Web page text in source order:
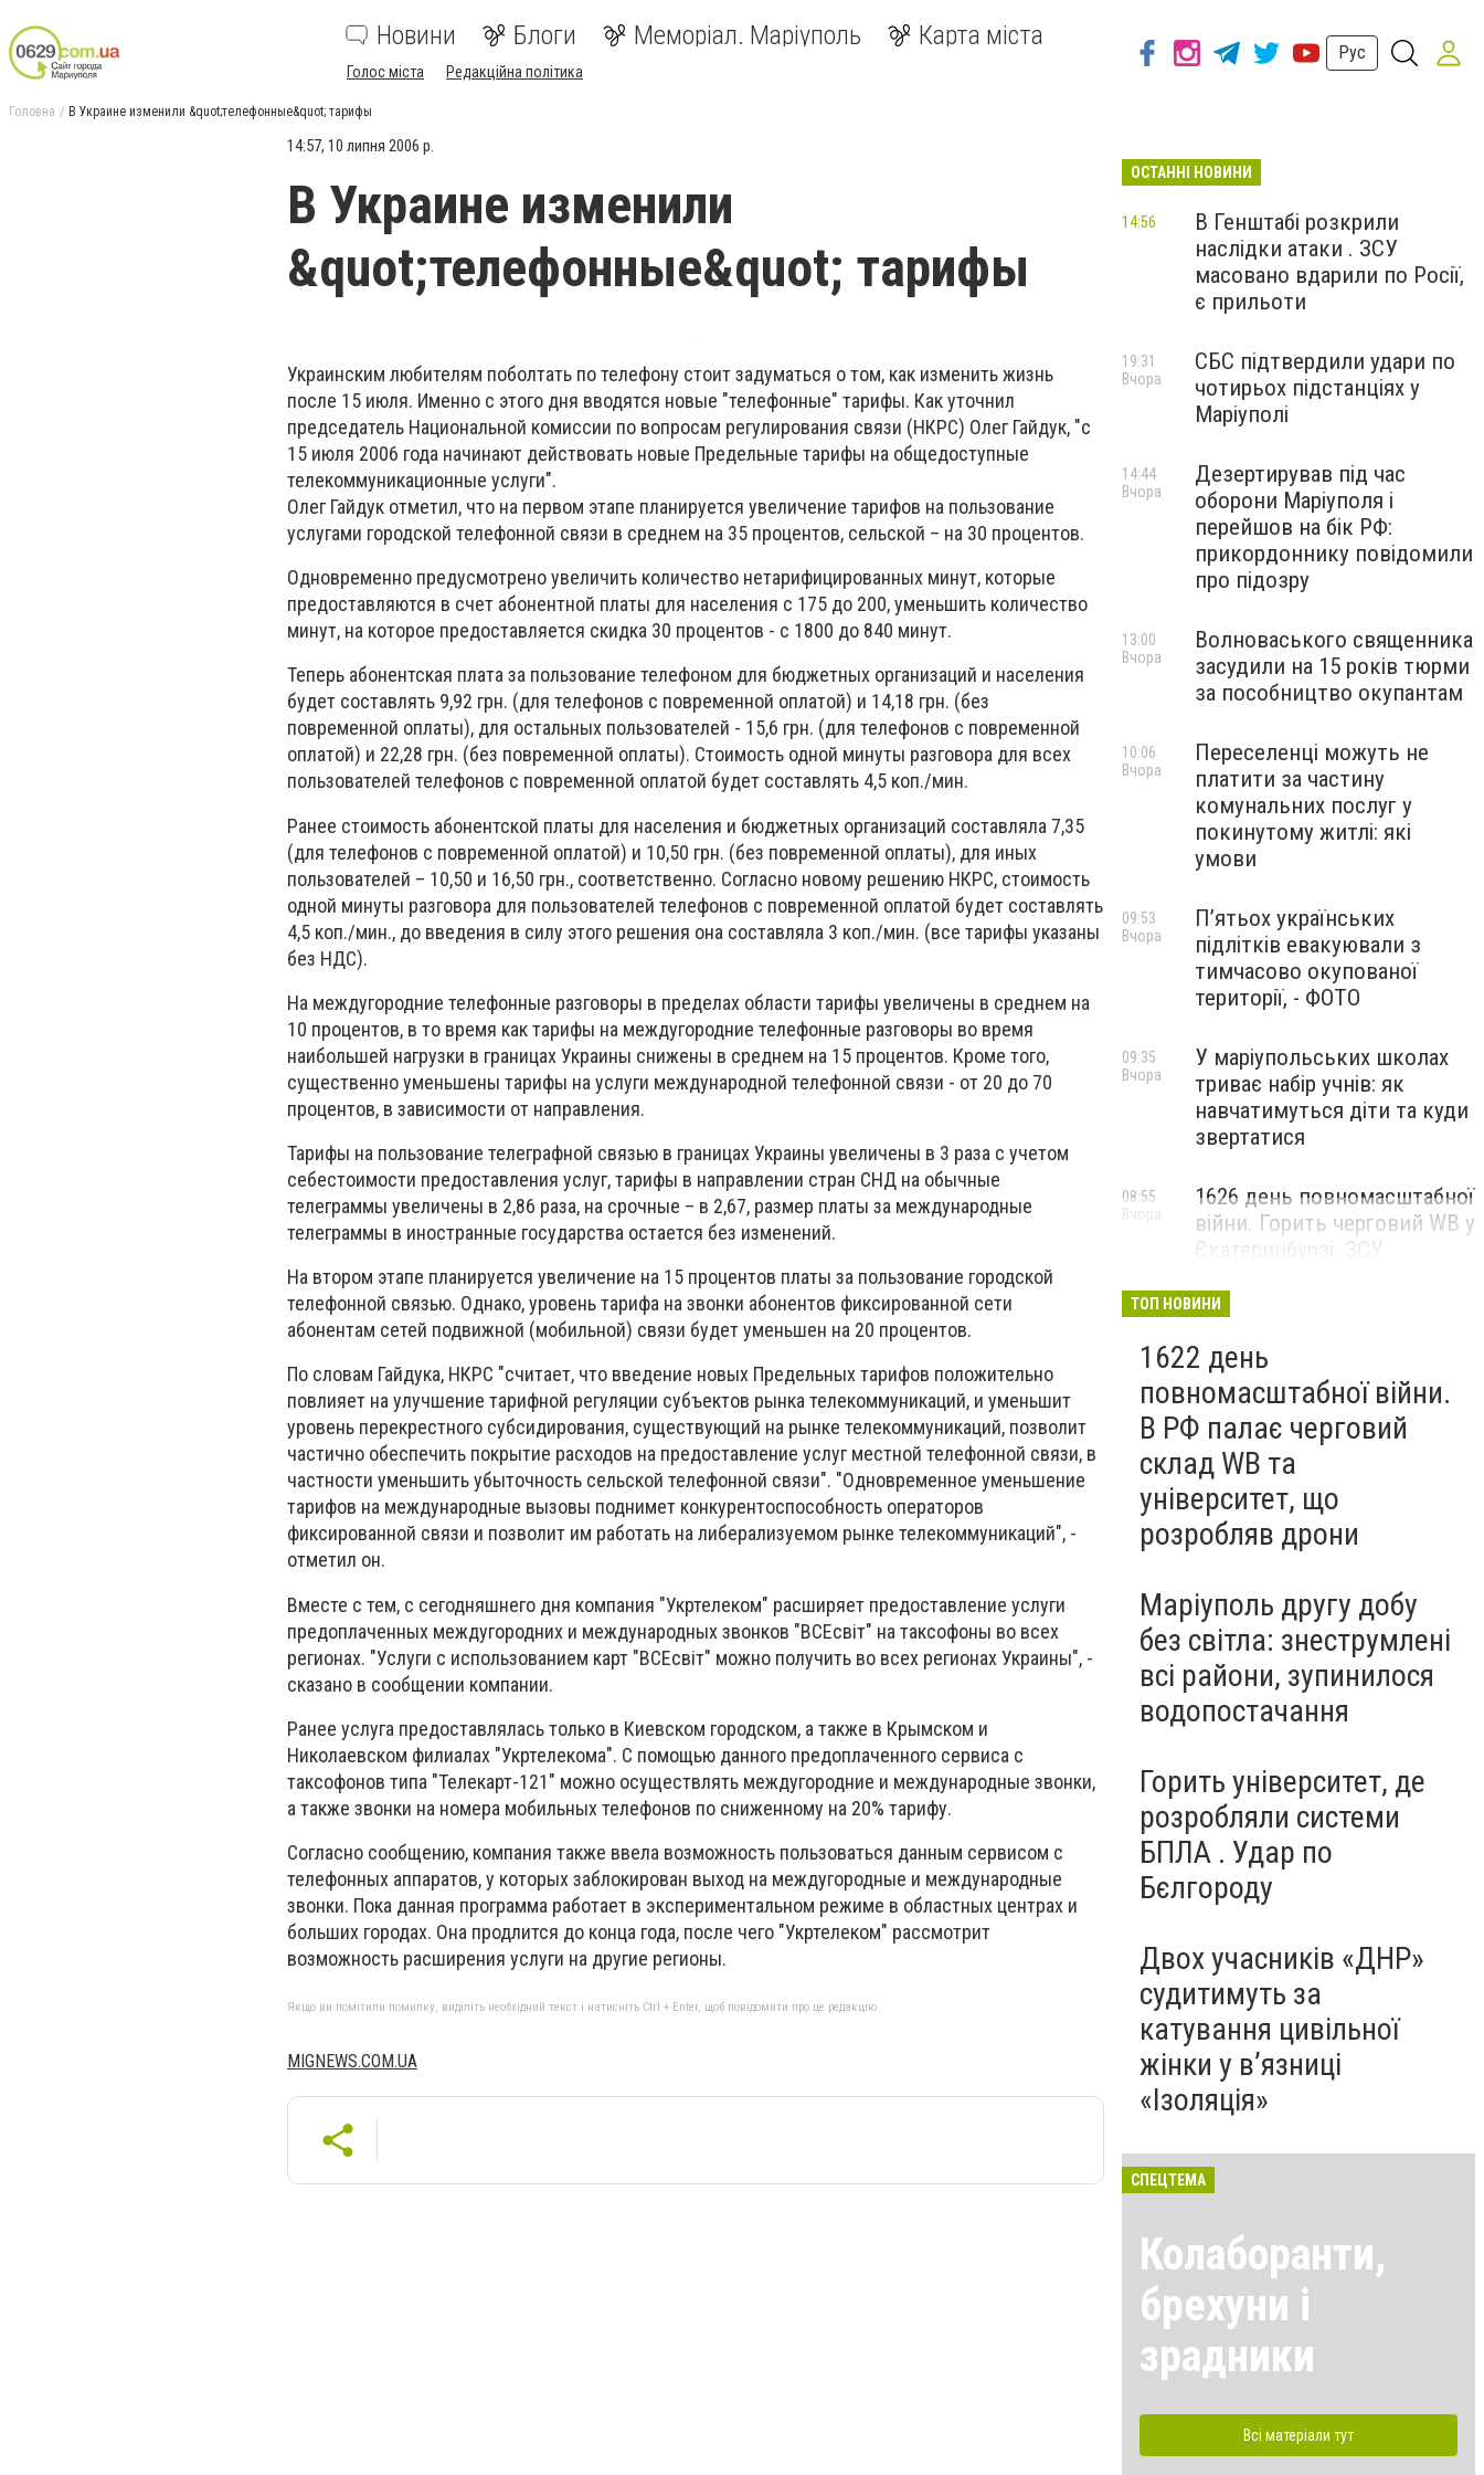
Новини Блоги Меморіал. Маріуполь Карта міста
Голос міста Редакційна політика
Рус
Головна В Украине изменили &quot;телефонные&quot; тарифы
14:57, 10 липня 2006 р.
В Украине изменили
&quot;телефонные&quot; тарифы
Украинским любителям поболтать по телефону стоит задуматься о том, как изменить жизнь
после 15 июля. Именно с этого дня вводятся новые "телефонные" тарифы. Как уточнил
председатель Национальной комиссии по вопросам регулирования связи (НКРС) Олег Гайдук, "с
15 июля 2006 года начинают действовать новые Предельные тарифы на общедоступные
телекоммуникационные услуги".
Олег Гайдук отметил, что на первом этапе планируется увеличение тарифов на пользование
услугами городской телефонной связи в среднем на 35 процентов, сельской – на 30 процентов.
Одновременно предусмотрено увеличить количество нетарифицированных минут, которые
предоставляются в счет абонентной платы для населения с 175 до 200, уменьшить количество
минут, на которое предоставляется скидка 30 процентов - с 1800 до 840 минут.
Теперь абонентская плата за пользование телефоном для бюджетных организаций и населения
будет составлять 9,92 грн. (для телефонов с повременной оплатой) и 14,18 грн. (без
повременной оплаты), для остальных пользователей - 15,6 грн. (для телефонов с повременной
оплатой) и 22,28 грн. (без повременной оплаты). Стоимость одной минуты разговора для всех
пользователей телефонов с повременной оплатой будет составлять 4,5 коп./мин.
Ранее стоимость абонентской платы для населения и бюджетных организаций составляла 7,35
(для телефонов с повременной оплатой) и 10,50 грн. (без повременной оплаты), для иных
пользователей – 10,50 и 16,50 грн., соответственно. Согласно новому решению НКРС, стоимость
одной минуты разговора для пользователей телефонов с повременной оплатой будет составлять
4,5 коп./мин., до введения в силу этого решения она составляла 3 коп./мин. (все тарифы указаны
без НДС).
На междугородние телефонные разговоры в пределах области тарифы увеличены в среднем на
10 процентов, в то время как тарифы на междугородние телефонные разговоры во время
наибольшей нагрузки в границах Украины снижены в среднем на 15 процентов. Кроме того,
существенно уменьшены тарифы на услуги международной телефонной связи - от 20 до 70
процентов, в зависимости от направления.
Тарифы на пользование телеграфной связью в границах Украины увеличены в 3 раза с учетом
себестоимости предоставления услуг, тарифы в направлении стран СНД на обычные
телеграммы увеличены в 2,86 раза, на срочные – в 2,67, размер платы за международные
телеграммы в иностранные государства остается без изменений.
На втором этапе планируется увеличение на 15 процентов платы за пользование городской
телефонной связью. Однако, уровень тарифа на звонки абонентов фиксированной сети
абонентам сетей подвижной (мобильной) связи будет уменьшен на 20 процентов.
По словам Гайдука, НКРС "считает, что введение новых Предельных тарифов положительно
повлияет на улучшение тарифной регуляции субъектов рынка телекоммуникаций, и уменьшит
уровень перекрестного субсидирования, существующий на рынке телекоммуникаций, позволит
частично обеспечить покрытие расходов на предоставление услуг местной телефонной связи, в
частности уменьшить убыточность сельской телефонной связи". "Одновременное уменьшение
тарифов на международные вызовы поднимет конкурентоспособность операторов
фиксированной связи и позволит им работать на либерализуемом рынке телекоммуникаций", -
отметил он.
Вместе с тем, с сегодняшнего дня компания "Укртелеком" расширяет предоставление услуги
предоплаченных междугородних и международных звонков "ВСЕсвіт" на таксофоны во всех
регионах. "Услуги с использованием карт "ВСЕсвіт" можно получить во всех регионах Украины", -
сказано в сообщении компании.
Ранее услуга предоставлялась только в Киевском городском, а также в Крымском и
Николаевском филиалах "Укртелекома". С помощью данного предоплаченного сервиса с
таксофонов типа "Телекарт-121" можно осуществлять междугородние и международные звонки,
а также звонки на номера мобильных телефонов по сниженному на 20% тарифу.
Согласно сообщению, компания также ввела возможность пользоваться данным сервисом с
телефонных аппаратов, у которых заблокирован выход на междугородные и международные
звонки. Пока данная программа работает в экспериментальном режиме в областных центрах и
больших городах. Она продлится до конца года, после чего "Укртелеком" рассмотрит
возможность расширения услуги на другие регионы.
Якщо ви помітили помилку, виділіть необхідний текст і натисніть Ctrl + Enter, щоб повідомити про це редакцію
MIGNEWS.COM.UA
ОСТАННІ НОВИНИ
В Генштабі розкрили
наслідки атаки . ЗСУ
масовано вдарили по Росії,
є прильоти
14:56
СБС підтвердили удари по
чотирьох підстанціях у
Маріуполі
19:31
Вчора
Дезертирував під час
оборони Маріуполя і
перейшов на бік РФ:
прикордоннику повідомили
про підозру
14:44
Вчора
Волноваського священника
засудили на 15 років тюрми
за пособництво окупантам
13:00
Вчора
Переселенці можуть не
платити за частину
комунальних послуг у
покинутому житлі: які
умови
10:06
Вчора
П’ятьох українських
підлітків евакуювали з
тимчасово окупованої
території, - ФОТО
09:53
Вчора
У маріупольських школах
триває набір учнів: як
навчатимуться діти та куди
звертатися
09:35
Вчора
1626 день повномасштабної
війни. Горить черговий WB у
Єкатеринбурзі. ЗСУ
Маріуполі
08:55
Вчора
ТОП НОВИНИ
1622 день
повномасштабної війни.
В РФ палає черговий
склад WB та
університет, що
розробляв дрони
Маріуполь другу добу
без світла: знеструмлені
всі райони, зупинилося
водопостачання
Горить університет, де
розробляли системи
БПЛА . Удар по
Бєлгороду
Двох учасників «ДНР»
судитимуть за
катування цивільної
жінки у в’язниці
«Ізоляція»
СПЕЦТЕМА
Колаборанти,
брехуни і
зрадники
Всі матеріали тут